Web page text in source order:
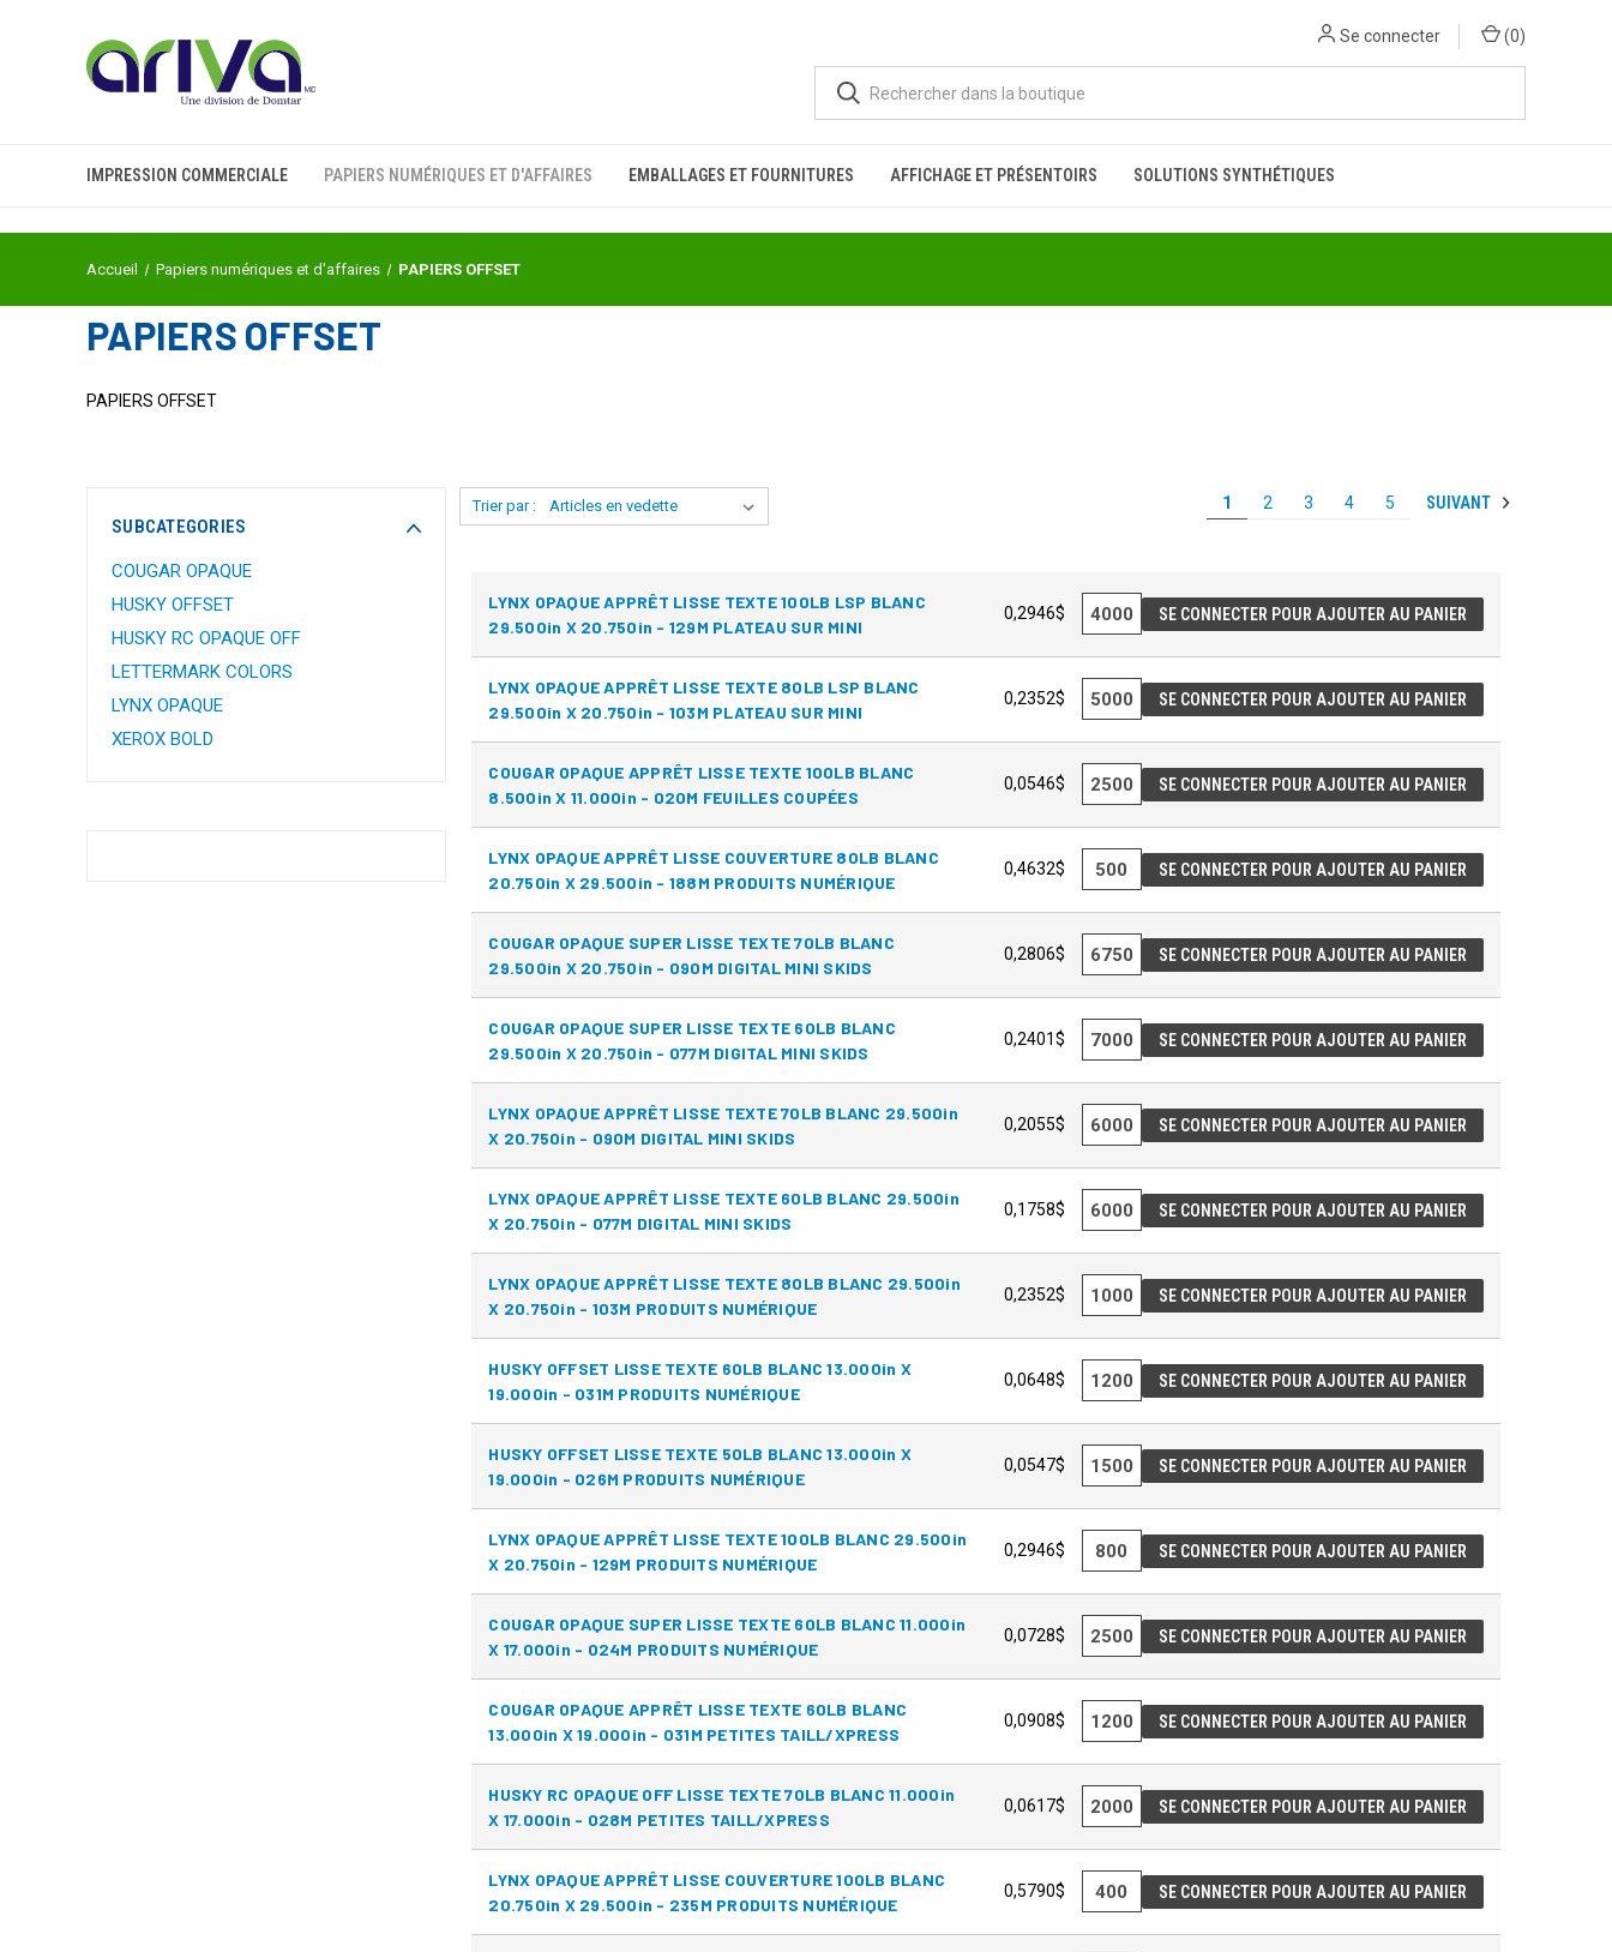
Se connecter (0)
IMPRESSION COMMERCIALE PAPIERS NUMÉRIQUES ET D'AFFAIRES EMBALLAGES ET FOURNITURES AFFICHAGE ET PRÉSENTOIRS SOLUTIONS SYNTHÉTIQUES
Accueil Papiers numériques et d'affaires PAPIERS OFFSET
PAPIERS OFFSET
PAPIERS OFFSET
SUBCATEGORIES
COUGAR OPAQUE
HUSKY OFFSET
HUSKY RC OPAQUE OFF
LETTERMARK COLORS
LYNX OPAQUE
XEROX BOLD
Trier par : 1 2 3 4 5 SUIVANT
LYNX OPAQUE APPRÊT LISSE TEXTE 100LB LSP BLANC
29.500in X 20.750in - 129M PLATEAU SUR MINI
0,2946$ SE CONNECTER POUR AJOUTER AU PANIER
LYNX OPAQUE APPRÊT LISSE TEXTE 80LB LSP BLANC
29.500in X 20.750in - 103M PLATEAU SUR MINI
0,2352$ SE CONNECTER POUR AJOUTER AU PANIER
COUGAR OPAQUE APPRÊT LISSE TEXTE 100LB BLANC
8.500in X 11.000in - 020M FEUILLES COUPÉES
0,0546$ SE CONNECTER POUR AJOUTER AU PANIER
LYNX OPAQUE APPRÊT LISSE COUVERTURE 80LB BLANC
20.750in X 29.500in - 188M PRODUITS NUMÉRIQUE
0,4632$ SE CONNECTER POUR AJOUTER AU PANIER
COUGAR OPAQUE SUPER LISSE TEXTE 70LB BLANC
29.500in X 20.750in - 090M DIGITAL MINI SKIDS
0,2806$ SE CONNECTER POUR AJOUTER AU PANIER
COUGAR OPAQUE SUPER LISSE TEXTE 60LB BLANC
29.500in X 20.750in - 077M DIGITAL MINI SKIDS
0,2401$ SE CONNECTER POUR AJOUTER AU PANIER
LYNX OPAQUE APPRÊT LISSE TEXTE 70LB BLANC 29.500in
X 20.750in - 090M DIGITAL MINI SKIDS
0,2055$ SE CONNECTER POUR AJOUTER AU PANIER
LYNX OPAQUE APPRÊT LISSE TEXTE 60LB BLANC 29.500in
X 20.750in - 077M DIGITAL MINI SKIDS
0,1758$ SE CONNECTER POUR AJOUTER AU PANIER
LYNX OPAQUE APPRÊT LISSE TEXTE 80LB BLANC 29.500in
X 20.750in - 103M PRODUITS NUMÉRIQUE
0,2352$ SE CONNECTER POUR AJOUTER AU PANIER
HUSKY OFFSET LISSE TEXTE 60LB BLANC 13.000in X
19.000in - 031M PRODUITS NUMÉRIQUE
0,0648$ SE CONNECTER POUR AJOUTER AU PANIER
HUSKY OFFSET LISSE TEXTE 50LB BLANC 13.000in X
19.000in - 026M PRODUITS NUMÉRIQUE
0,0547$ SE CONNECTER POUR AJOUTER AU PANIER
LYNX OPAQUE APPRÊT LISSE TEXTE 100LB BLANC 29.500in
X 20.750in - 129M PRODUITS NUMÉRIQUE
0,2946$ SE CONNECTER POUR AJOUTER AU PANIER
COUGAR OPAQUE SUPER LISSE TEXTE 60LB BLANC 11.000in
X 17.000in - 024M PRODUITS NUMÉRIQUE
0,0728$ SE CONNECTER POUR AJOUTER AU PANIER
COUGAR OPAQUE APPRÊT LISSE TEXTE 60LB BLANC
13.000in X 19.000in - 031M PETITES TAILL/XPRESS
0,0908$ SE CONNECTER POUR AJOUTER AU PANIER
HUSKY RC OPAQUE OFF LISSE TEXTE 70LB BLANC 11.000in
X 17.000in - 028M PETITES TAILL/XPRESS
0,0617$ SE CONNECTER POUR AJOUTER AU PANIER
LYNX OPAQUE APPRÊT LISSE COUVERTURE 100LB BLANC
20.750in X 29.500in - 235M PRODUITS NUMÉRIQUE
0,5790$ SE CONNECTER POUR AJOUTER AU PANIER